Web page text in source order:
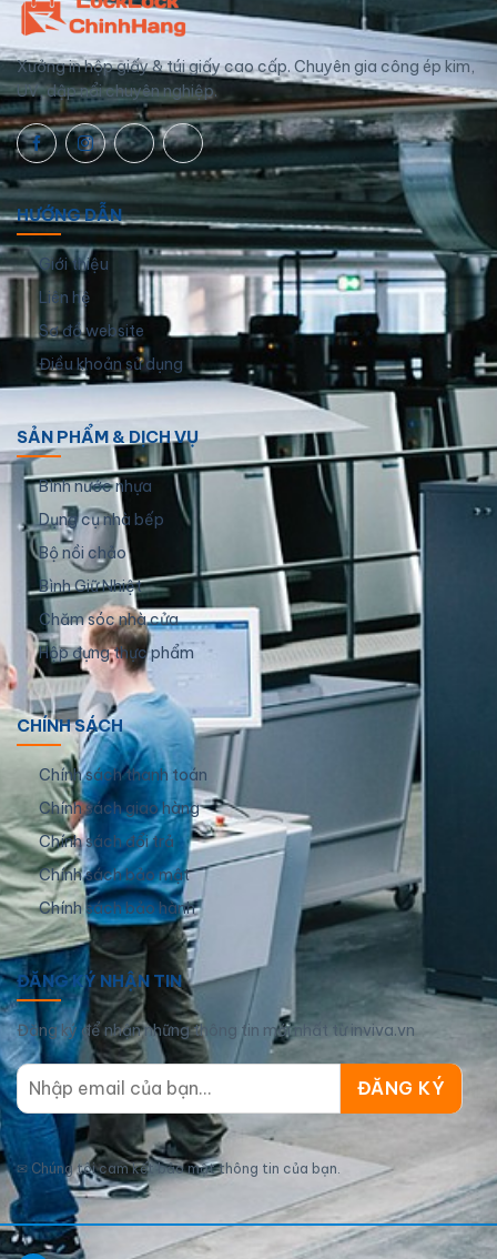
Xưởng in hộp giấy & túi giấy cao cấp. Chuyên gia công ép kim,
UV, dập nổi chuyên nghiệp.
HƯỚNG DẪN
Giới thiệu
Liên hệ
Sơ đồ website
Điều khoản sử dụng
SẢN PHẨM & DỊCH VỤ
Bình nước nhựa
Dụng cụ nhà bếp
Bộ nồi chảo
Bình Giữ Nhiệt
Chăm sóc nhà cửa
Hộp đựng thực phẩm
CHÍNH SÁCH
Chính sách thanh toán
Chính sách giao hàng
Chính sách đổi trả
Chính sách bảo mật
Chính sách bảo hành
ĐĂNG KÝ NHẬN TIN
Đăng ký để nhận những thông tin mới nhất từ inviva.vn
✉ Chúng tôi cam kết bảo mật thông tin của bạn.